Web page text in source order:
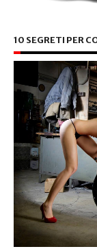
10 SEGRETI PER